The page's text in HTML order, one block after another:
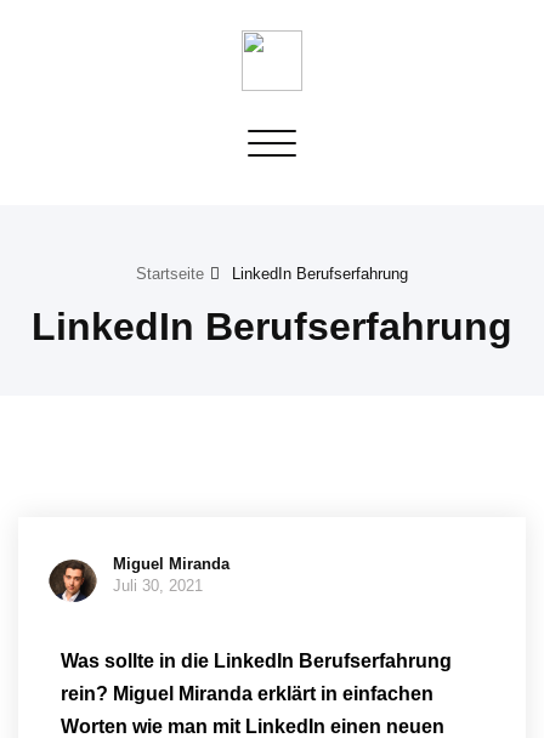
Toggle
Startseite LinkedIn Berufserfahrung
LinkedIn Berufserfahrung
Miguel Miranda
Juli 30, 2021
Was sollte in die LinkedIn Berufserfahrung
rein? Miguel Miranda erklärt in einfachen
Worten wie man mit LinkedIn einen neuen